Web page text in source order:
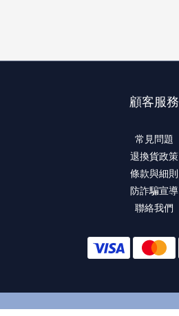
顧客服務
常見問題
退換貨政策
條款與細則
防詐騙宣導
聯絡我們